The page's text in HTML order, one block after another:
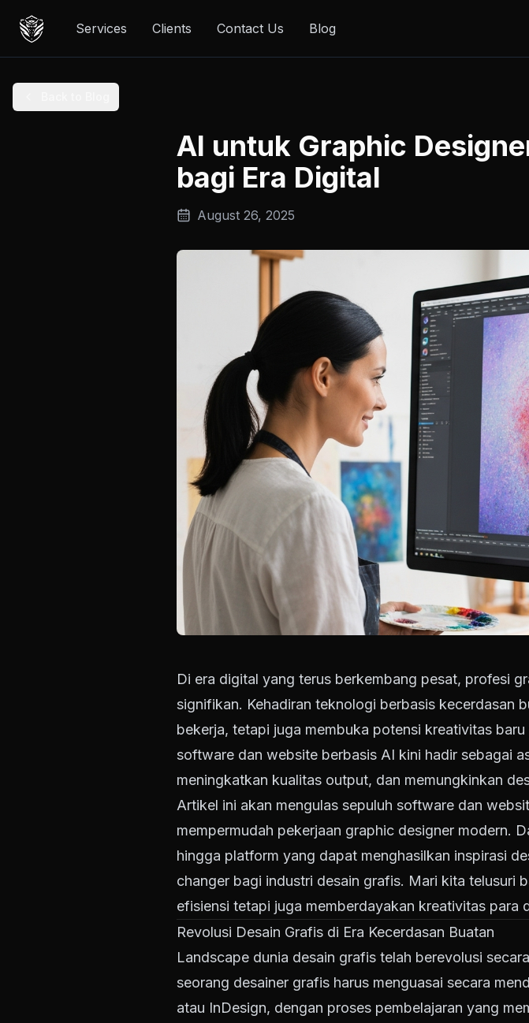
Services Clients Contact Us Blog
AI untuk Graphic
bagi Era Digital
August 26, 2025
Di era digital yang terus berkembang pesat, profesi
signifikan. Kehadiran teknologi berbasis kecerdasan
bekerja, tetapi juga membuka potensi kreativitas
software dan website berbasis AI kini hadir sebagai
meningkatkan kualitas output, dan memungkinkan
Artikel ini akan mengulas sepuluh software dan
mempermudah pekerjaan graphic designer modern.
hingga platform yang dapat menghasilkan inspirasi
changer bagi industri desain grafis. Mari kita telusuri
efisiensi tetapi juga memberdayakan kreativitas para
Revolusi Desain Grafis di Era Kecerdasan Buatan
Landscape dunia desain grafis telah berevolusi
seorang desainer grafis harus menguasai secara
atau InDesign, dengan proses pembelajaran yang